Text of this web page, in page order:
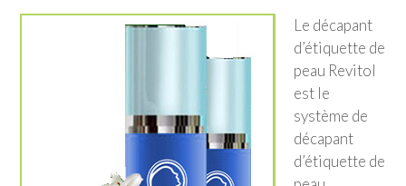
Le décapant
d’étiquette de
peau Revitol
est le
système de
décapant
d’étiquette de